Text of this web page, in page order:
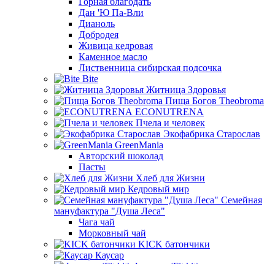
Дан 'Ю Па-Вли
Дианоль
Добродея
Живица кедровая
Каменное масло
Лиственница сибирская подсочка
Bite
Житница Здоровья
Пища Богов Theobroma
ECONUTRENA
Пчела и человек
Экофабрика Старослав
GreenMania
Авторский шоколад
Пасты
Хлеб для Жизни
Кедровый мир
Семейная
мануфактура "Душа Леса"
Чага чай
Морковный чай
KICK батончики
Каусар